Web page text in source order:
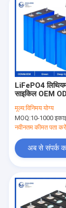
LiFePO4
साइकिल OEM
100AH 280AH
होम एनर्जी स्टोरेज
आयन प्रिज्माटिक
मूल्य:विनिमय योग्य
MOQ:10-1000
नवीनतम कीमत पता करें
अब से संपर्क